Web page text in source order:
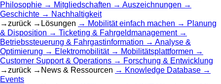
Philosophie
Mitgliedschaften
Auszeichnungen
Geschichte
Nachhaltigkeit
zurück
Lösungen Mobilität einfach machen
Planung
& Disposition
Ticketing & Fahrgeldmanagement
Betriebssteuerung & Fahrgastinformation
Analyse &
Optimierung
Elektromobilität
Mobilitätsplattformen
Customer Support & Operations
Forschung & Entwicklung
zurück
News & Ressourcen
Knowledge Database
Events